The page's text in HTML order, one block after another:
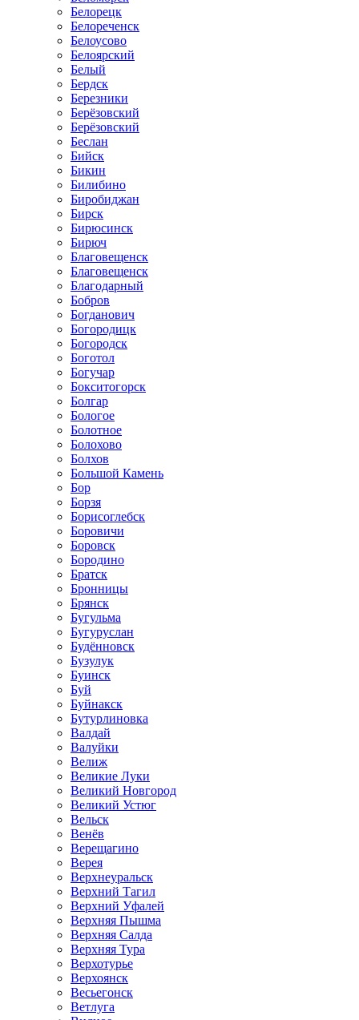
Белорецк
Белореченск
Белоусово
Белоярский
Белый
Бердск
Березники
Берёзовский
Берёзовский
Беслан
Бийск
Бикин
Билибино
Биробиджан
Бирск
Бирюсинск
Бирюч
Благовещенск
Благовещенск
Благодарный
Бобров
Богданович
Богородицк
Богородск
Боготол
Богучар
Бокситогорск
Болгар
Бологое
Болотное
Болохово
Болхов
Большой Камень
Бор
Борзя
Борисоглебск
Боровичи
Боровск
Бородино
Братск
Бронницы
Брянск
Бугульма
Бугуруслан
Будённовск
Бузулук
Буинск
Буй
Буйнакск
Бутурлиновка
Валдай
Валуйки
Велиж
Великие Луки
Великий Новгород
Великий Устюг
Вельск
Венёв
Верещагино
Верея
Верхнеуральск
Верхний Тагил
Верхний Уфалей
Верхняя Пышма
Верхняя Салда
Верхняя Тура
Верхотурье
Верхоянск
Весьегонск
Ветлуга